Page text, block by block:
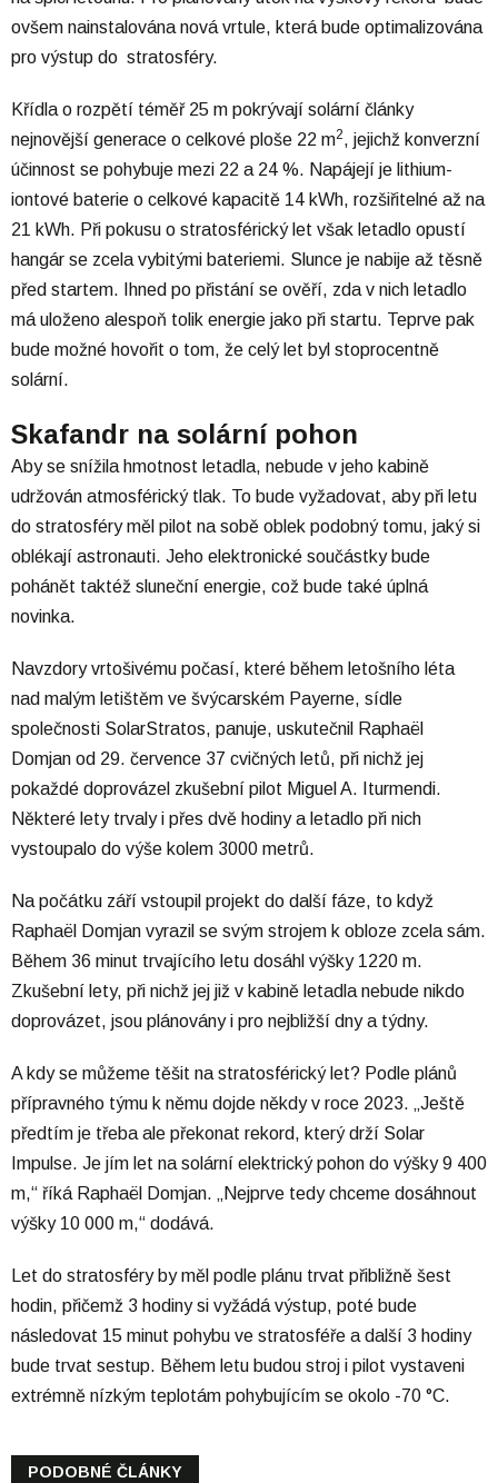
ovšem nainstalována nová vrtule, která bude optimalizována
pro výstup do stratosféry.
Křídla o rozpětí téměř 25 m pokrývají solární články
nejnovější generace o celkové ploše 22 m2, jejichž konverzní
účinnost se pohybuje mezi 22 a 24 %. Napájejí je lithium-
iontové baterie o celkové kapacitě 14 kWh, rozšiřitelné až na
21 kWh. Při pokusu o stratosférický let však letadlo opustí
hangár se zcela vybitými bateriemi. Slunce je nabije až těsně
před startem. Ihned po přistání se ověří, zda v nich letadlo
má uloženo alespoň tolik energie jako při startu. Teprve pak
bude možné hovořit o tom, že celý let byl stoprocentně
solární.
Skafandr na solární pohon
Aby se snížila hmotnost letadla, nebude v jeho kabině
udržován atmosférický tlak. To bude vyžadovat, aby při letu
do stratosféry měl pilot na sobě oblek podobný tomu, jaký si
oblékají astronauti. Jeho elektronické součástky bude
pohánět taktéž sluneční energie, což bude také úplná
novinka.
Navzdory vrtošivému počasí, které během letošního léta
nad malým letištěm ve švýcarském Payerne, sídle
společnosti SolarStratos, panuje, uskutečnil Raphaël
Domjan od 29. července 37 cvičných letů, při nichž jej
pokaždé doprovázel zkušební pilot Miguel A. Iturmendi.
Některé lety trvaly i přes dvě hodiny a letadlo při nich
vystoupalo do výše kolem 3000 metrů.
Na počátku září vstoupil projekt do další fáze, to když
Raphaël Domjan vyrazil se svým strojem k obloze zcela sám.
Během 36 minut trvajícího letu dosáhl výšky 1220 m.
Zkušební lety, při nichž jej již v kabině letadla nebude nikdo
doprovázet, jsou plánovány i pro nejbližší dny a týdny.
A kdy se můžeme těšit na stratosférický let? Podle plánů
přípravného týmu k němu dojde někdy v roce 2023. „Ještě
předtím je třeba ale překonat rekord, který drží Solar
Impulse. Je jím let na solární elektrický pohon do výšky 9 400
m,“ říká Raphaël Domjan. „Nejprve tedy chceme dosáhnout
výšky 10 000 m,“ dodává.
Let do stratosféry by měl podle plánu trvat přibližně šest
hodin, přičemž 3 hodiny si vyžádá výstup, poté bude
následovat 15 minut pohybu ve stratosféře a další 3 hodiny
bude trvat sestup. Během letu budou stroj i pilot vystaveni
extrémně nízkým teplotám pohybujícím se okolo -70 °C.
PODOBNÉ ČLÁNKY